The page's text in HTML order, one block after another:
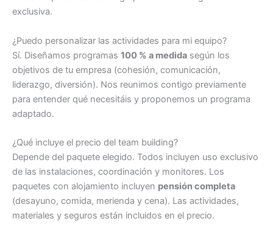
exclusiva.
¿Puedo personalizar las actividades para mi equipo?
Sí. Diseñamos programas 100 % a medida según los
objetivos de tu empresa (cohesión, comunicación,
liderazgo, diversión). Nos reunimos contigo previamente
para entender qué necesitáis y proponemos un programa
adaptado.
¿Qué incluye el precio del team building?
Depende del paquete elegido. Todos incluyen uso exclusivo
de las instalaciones, coordinación y monitores. Los
paquetes con alojamiento incluyen pensión completa
(desayuno, comida, merienda y cena). Las actividades,
materiales y seguros están incluidos en el precio.